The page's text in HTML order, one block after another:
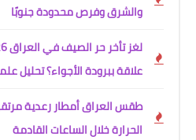
والشرق وفرص محدودة جنوبًا
علاقة ببرودة الأجواء؟ تحليل
طقس العراق أمطار رعدية
الحرارة خلال الساعات القادمة